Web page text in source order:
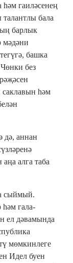
гаиләсенең
талантлы бала
барлык
мәдәни
башка
без
һәм
дә, аннан
алга таба
сыймый.
һәм гала-
ел дәвамында
мөмкинлеге
Идел буен